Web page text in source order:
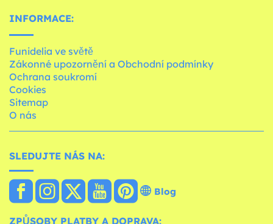
INFORMACE:
Funidelia ve světě
Zákonné upozornění a Obchodní podmínky
Ochrana soukromí
Cookies
Sitemap
O nás
SLEDUJTE NÁS NA:
Blog
ZPŮSOBY PLATBY A DOPRAVA: